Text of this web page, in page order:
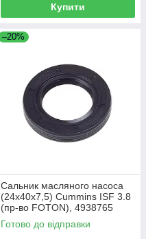
Купити
–20%
Сальник масляного насоса
(24x40x7,5) Cummins ISF 3.8
(пр-во FOTON), 4938765
Готово до відправки